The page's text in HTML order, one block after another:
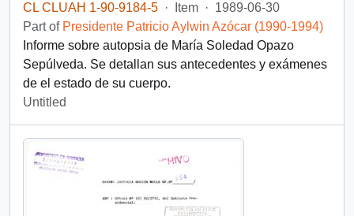
CL CLUAH 1-90-9184-5 · Item · 1989-06-30
Part of Presidente Patricio Aylwin Azócar (1990-1994)
Informe sobre autopsia de María Soledad Opazo
Sepúlveda. Se detallan sus antecedentes y exámenes
de el estado de su cuerpo.
Untitled